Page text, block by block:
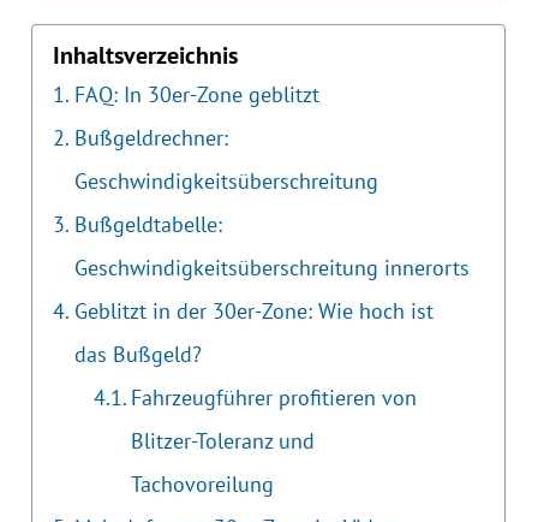
Inhaltsverzeichnis
FAQ: In 30er-Zone geblitzt
Bußgeldrechner:
Geschwindigkeitsüberschreitung
Bußgeldtabelle:
Geschwindigkeitsüberschreitung innerorts
Geblitzt in der 30er-Zone: Wie hoch ist
das Bußgeld?
Fahrzeugführer profitieren von
Blitzer-Toleranz und
Tachovoreilung